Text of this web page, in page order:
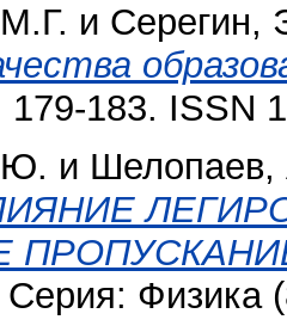
и Серегин,
183. ISSN
и
Серия: Физика